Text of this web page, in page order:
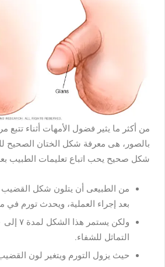
من أكثر ما يثير فضول الأمهات أثناء تتبع
بالصور، هى معرفة شكل الختان الصحيح
شكل صحيح يحب اتباع تعليمات الطبيب
من الطبيعى أن يتلون شكل القضيب
بعد إجراء العملية، ويحدث تورم في
التماثل للشفاء.
حيث يزول التورم ويتغير لون